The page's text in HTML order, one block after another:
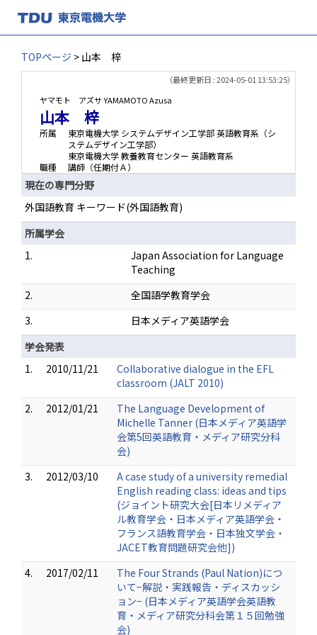
TOPページ > 山本 梓
（最終更新日 : 2024-05-01 13:53:25）
ヤマモト アズサYAMAMOTO Azusa
山本 梓
所属
東京電機大学 システムデザイン工学部 英語教育系（シ
ステムデザイン工学部）
東京電機大学 教養教育センター 英語教育系
職種
講師（任期付Ａ）
現在の専門分野
外国語教育 キーワード(外国語教育)
所属学会
1.
Japan Association for Language
Teaching
2.
全国語学教育学会
3.
日本メディア英語学会
学会発表
1.
2010/11/21
Collaborative dialogue in the EFL
classroom (JALT 2010)
2.
2012/01/21
The Language Development of
Michelle Tanner (日本メディア英語学
会第5回英語教育・メディア研究分科
会)
3.
2012/03/10
A case study of a university remedial
English reading class: ideas and tips
(ジョイント研究大会[日本リメディア
ル教育学会・日本メディア英語学会・
フランス語教育学会・日本独文学会・
JACET教育問題研究会他])
4.
2017/02/11
The Four Strands (Paul Nation)につ
いて−解説・実践報告・ディスカッシ
ョン− (日本メディア英語学会英語教
育・メディア研究分科会第１５回勉強
会)